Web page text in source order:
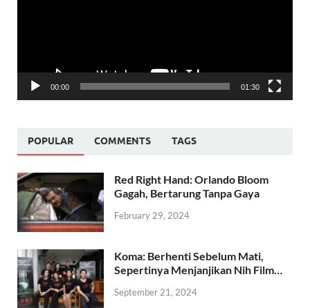
00:00 01:30
POPULAR COMMENTS TAGS
Red Right Hand: Orlando Bloom
Gagah, Bertarung Tanpa Gaya
February 29, 2024
Koma: Berhenti Sebelum Mati,
Sepertinya Menjanjikan Nih Film…
September 21, 2024